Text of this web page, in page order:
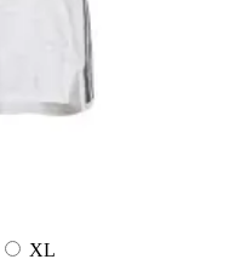
XL